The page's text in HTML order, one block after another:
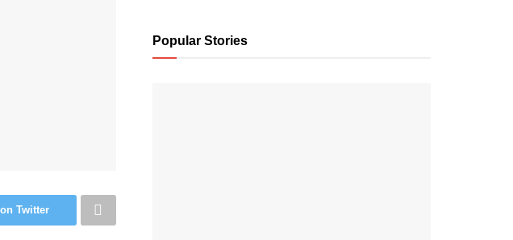
Twitter
Popular Stories